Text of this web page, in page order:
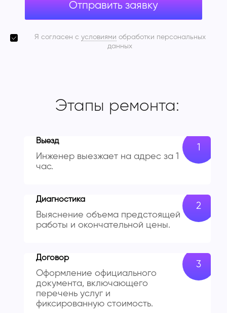
Отправить заявку
Я согласен с условиями обработки персональных
данных
Этапы ремонта:
Выезд
Инженер выезжает на адрес за 1
час.
Диагностика
Выяснение объема предстоящей
работы и окончательной цены.
Договор
Оформление официального
документа, включающего
перечень услуг и
фиксированную стоимость.